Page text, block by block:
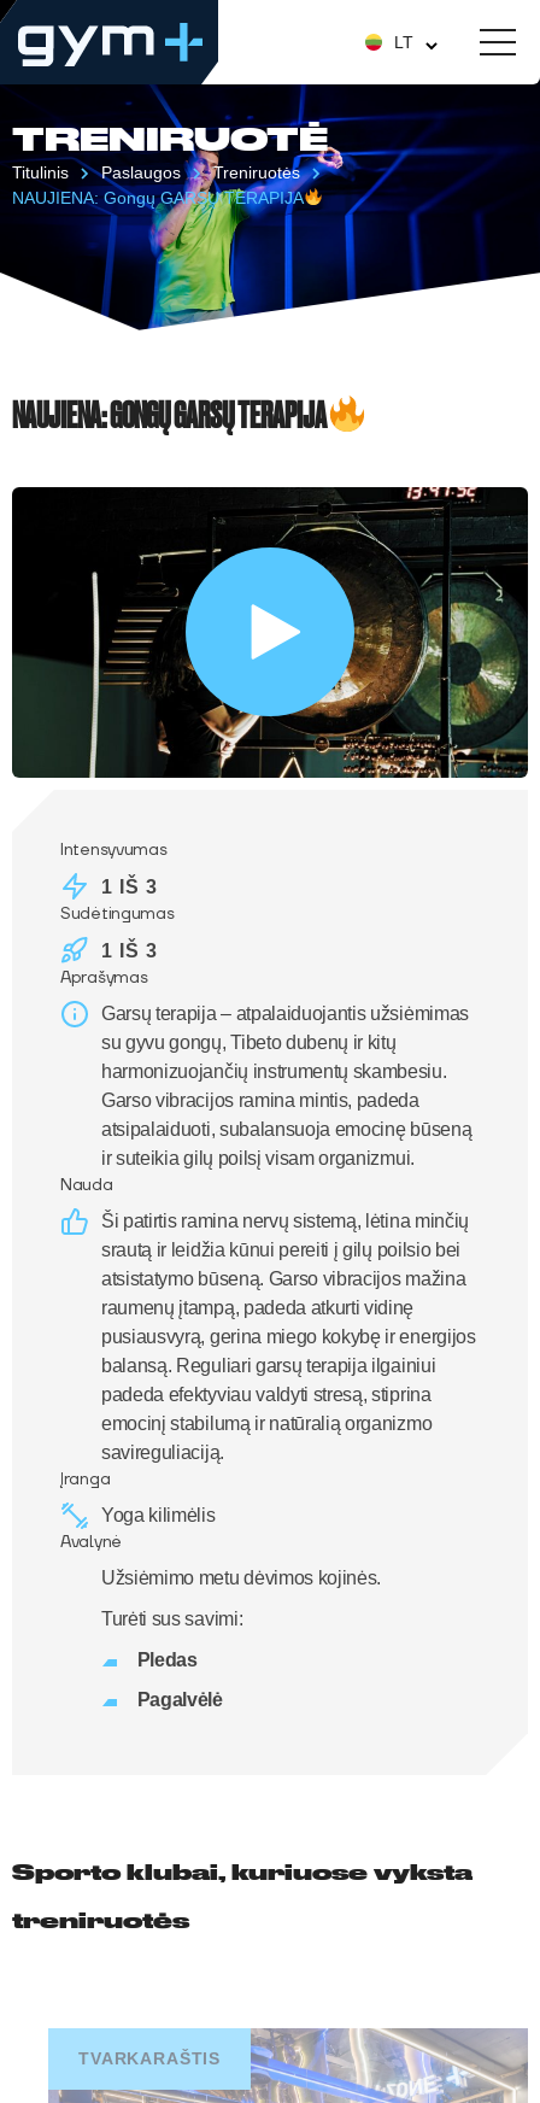
LT
TRENIRUOTĖ
Titulinis Paslaugos
Treniruotės
NAUJIENA: Gongų GARSŲ TERAPIJA
NAUJIENA: GONGŲ GARSŲ TERAPIJA
Intensyvumas
1 IŠ 3
Sudėtingumas
1 IŠ 3
Aprašymas
Garsų terapija – atpalaiduojantis užsiėmimas
su gyvu gongų, Tibeto dubenų ir kitų
harmonizuojančių instrumentų skambesiu.
Garso vibracijos ramina mintis, padeda
atsipalaiduoti, subalansuoja emocinę būseną
ir suteikia gilų poilsį visam organizmui.
Nauda
Ši patirtis ramina nervų sistemą, lėtina minčių
srautą ir leidžia kūnui pereiti į gilų poilsio bei
atsistatymo būseną. Garso vibracijos mažina
raumenų įtampą, padeda atkurti vidinę
pusiausvyrą, gerina miego kokybę ir energijos
balansą. Reguliari garsų terapija ilgainiui
padeda efektyviau valdyti stresą, stiprina
emocinį stabilumą ir natūralią organizmo
savireguliaciją.
Įranga
Yoga kilimėlis
Avalynė
Užsiėmimo metu dėvimos kojinės.
Turėti sus savimi:
Pledas
Pagalvėlė
Sporto klubai, kuriuose vyksta
treniruotės
TVARKARAŠTIS